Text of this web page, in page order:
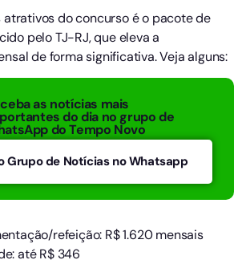
atrativos do concurso é o pacote de
pelo TJ-RJ, que eleva a
de forma significativa. Veja alguns:
as notícias mais
do dia no grupo de
do Tempo Novo
Grupo de Notícias no Whatsapp
refeição: R$ 1.620 mensais
até R$ 346